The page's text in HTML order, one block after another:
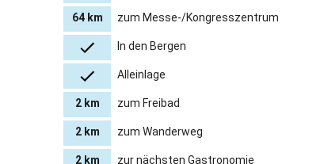
64 km zum Messe-/Kongresszentrum
In den Bergen
Alleinlage
2 km zum Freibad
2 km zum Wanderweg
2 km zur nächsten Gastronomie